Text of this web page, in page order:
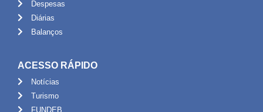
Despesas
Diárias
Balanços
ACESSO RÁPIDO
Notícias
Turismo
FUNDEB